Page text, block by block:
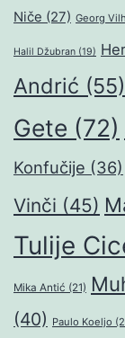
Niče (27) Georg
Halil Džubran (19)
Andrić (55)
Gete (72)
Konfučije (36)
Vinči (45)
Tulije
Mika Antić (21)
(40) Paulo Koeljo